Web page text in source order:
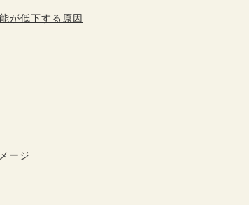
が低下する原因
ージ